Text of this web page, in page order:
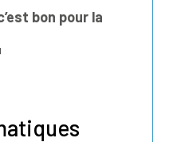
bon pour la